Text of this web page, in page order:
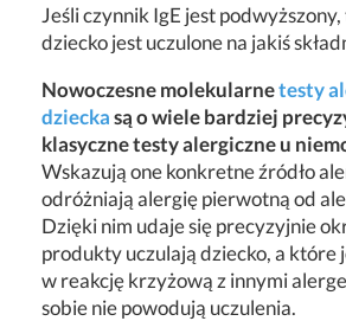
Jeśli czynnik IgE jest podwyższony,
dziecko jest uczulone na jakiś
Nowoczesne molekularnetesty
dzieckasą o wiele bardziej
klasyczne testy alergiczne u
Wskazują one konkretne źródło
odróżniają alergię pierwotną od
Dzięki nim udaje się precyzyjnie
produkty uczulają dziecko, a które
w reakcję krzyżową z innymi
sobie nie powodują uczulenia.